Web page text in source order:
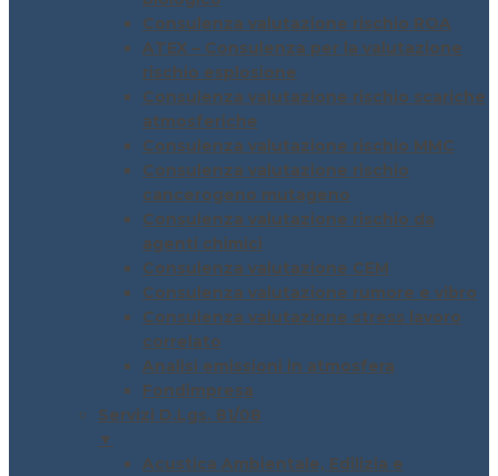
Consulenza valutazione rischio ROA
ATEX – Consulenza per la valutazione
rischio esplosione
Consulenza valutazione rischio scariche
atmosferiche
Consulenza valutazione rischio MMC
Consulenza valutazione rischio
cancerogeno mutageno
Consulenza valutazione rischio da
agenti chimici
Consulenza valutazione CEM
Consulenza valutazione rumore e vibro
Consulenza valutazione stress lavoro
correlato
Analisi emissioni in atmosfera
Fondimpresa
Servizi D.Lgs. 81/08
▼
Acustica Ambientale, Edilizia e